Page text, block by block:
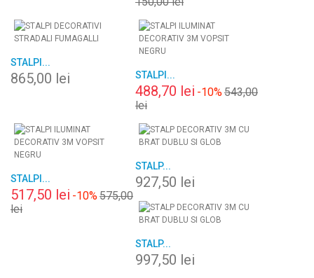
STALPI...
865,00 lei STALPI...
488,70 lei -10%543,00
lei
STALPI...
517,50 lei -10%575,00
lei
STALP...
927,50 lei
STALP...
997,50 lei